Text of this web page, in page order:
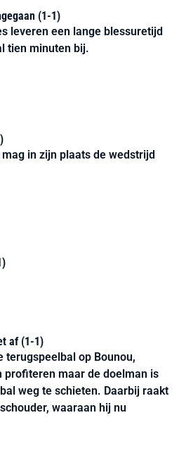
(1-1)
leveren een lange blessuretijd
tien minuten bij.
in zijn plaats de wedstrijd
af (1-1)
terugspeelbal op Bounou,
profiteren maar de doelman is
weg te schieten. Daarbij raakt
waaraan hij nu